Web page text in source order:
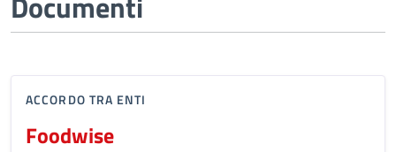
ACCORDO TRA ENTI
Foodwise